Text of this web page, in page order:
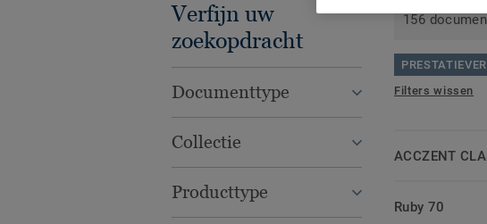
Verfijn uw
zoekopdracht
Documenttype
Collectie
Producttype
156
Filters wissen
ACCZENT
Ruby 70